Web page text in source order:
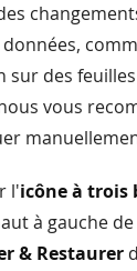
sur des
vous
l'icône à trois
à gauche
& Restaurer